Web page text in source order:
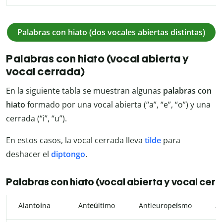
Palabras con hiato (dos vocales abiertas distintas)
Palabras con hiato (vocal abierta y
vocal cerrada)
En la siguiente tabla se muestran algunas palabras con
hiato formado por una vocal abierta (“a”, “e”, “o”) y una
cerrada (“i”, “u”).
En estos casos, la vocal cerrada lleva tilde para
deshacer el diptongo.
Palabras con hiato (vocal abierta y vocal
Alantoína Anteúltimo Antieuropeísmo At